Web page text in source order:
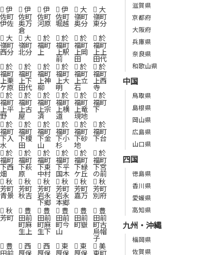
伊
佐町
伊佐
伊
佐町
奥万
倉
伊
佐町
河原
伊
佐町
堀越
大
嶺町
奥分
大
嶺町
東分
大
嶺町
西分
大
嶺町
北分
於
福町
上
於
福町
上駅
前
於
福町
上岡
田
於
福町
上上
田代
於
福町
上栗
ケ原
於
福町
上下
田代
於
福町
上神
柳
於
福町
上大
明
於
福町
上立
石
於
福町
上西
寺
於
福町
上平
野
於
福町
上古
屋
於
福町
上宗
済
於
福町
上横
道
於
福町
上竜
現地
於
福町
下
於
福町
下入
水
於
福町
下榎
田
於
福町
下金
山
於
福町
下小
杉
於
福町
下砂
地
於
福町
下台
於
福町
下西
畑
於
福町
下萩
原
於
福町
下東
中村
於
福町
下平
国木
於
福町
下緑
ケ丘
於
福町
下宮
の前
秋
芳町
青景
秋
芳町
秋吉
秋
芳町
岩永
下郷
秋
芳町
岩永
本郷
秋
芳町
嘉万
秋
芳町
別府
秋
芳町
豊
田前
町麻
生上
豊
田前
町麻
生下
豊
田前
町今
山
豊
田前
町嶽
豊
田前
町古
烏帽
子
豊
田前
西
厚保
西
厚保
東
厚保
東
厚保
美
東町
滋賀県
京都府
大阪府
兵庫県
奈良県
和歌山県
中国
鳥取県
島根県
岡山県
広島県
山口県
四国
徳島県
香川県
愛媛県
高知県
九州・沖縄
福岡県
佐賀県